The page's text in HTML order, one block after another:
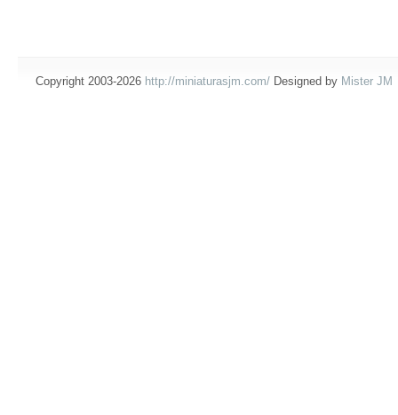
Copyright 2003-2026 http://miniaturasjm.com/ Designed by Mister JM